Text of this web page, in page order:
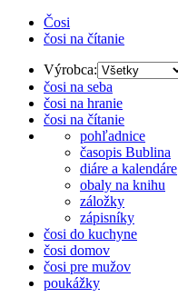
Čosi
čosi na čítanie
Výrobca:
čosi na seba
čosi na hranie
čosi na čítanie
pohľadnice
časopis Bublina
diáre a kalendáre
obaly na knihu
záložky
zápisníky
čosi do kuchyne
čosi domov
čosi pre mužov
poukážky